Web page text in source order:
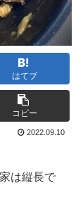
はてブ
コピー
2022.09.10
は縦長で